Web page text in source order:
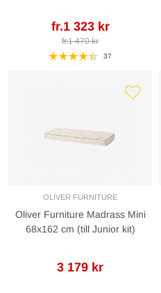
fr.1 323 kr
fr.1 470 kr
37
OLIVER FURNITURE
Oliver Furniture Madrass Mini
68x162 cm (till Junior kit)
3 179 kr